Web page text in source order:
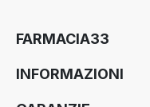
FARMACIA33
INFORMAZIONI